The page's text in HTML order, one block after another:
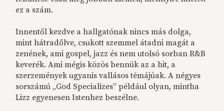
ez a szám.
Innentől kezdve a hallgatónak nincs más dolga,
mint hátradőlve, csukott szemmel átadni magát a
zenének, ami gospel, jazz és nem utolsó sorban R&B
keverék. Ami mégis közös bennük az a hit, a
szerzemények ugyanis vallásos témájúak. A négyes
sorszámú „God Specializes” például olyan, mintha
Lizz egyenesen Istenhez beszélne.